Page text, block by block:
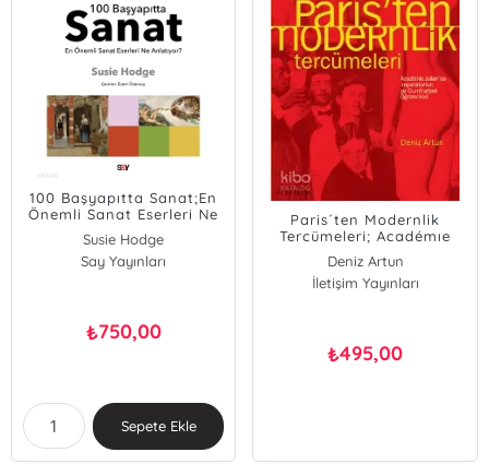
100 Başyapıtta Sanat;En
Önemli Sanat Eserleri Ne
Anlatıyor?
Susie Hodge
Say Yayınları
₺750,00
Sepete Ekle
Paris´ten Modernlik
Tercümeleri; Académıe
Cumhuriyet Öğrencileri
Deniz Artun
İletişim Yayınları
₺495,00